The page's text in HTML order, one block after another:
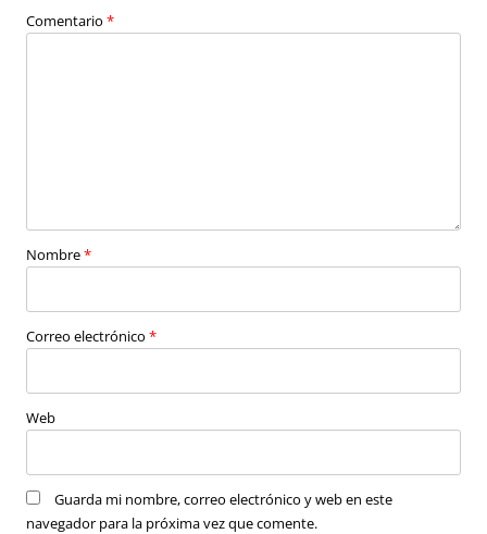
Comentario *
Nombre*
Correo electrónico *
Web
Guarda mi nombre, correo electrónico y web en este
navegador para la próxima vez que comente.